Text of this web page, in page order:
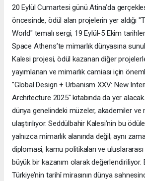
20 Eylül Cumartesi günü Atina’da
öncesinde, ödül alan projelerin yer aldığı
World" temalı sergi, 19 Eylül-5 Ekim
Space Athens’te mimarlık dünyasına
Kalesi projesi, ödül kazanan diğer
yayımlanan ve mimarlık camiası için
"Global Design + Urbanism XXV: New
Architecture 2025" kitabında da yer
dünya genelindeki müzeler, akademiler ve
ulaştırılıyor. Seddülbahir Kalesi’nin bu
yalnızca mimarlık alanında değil; aynı
diplomasi, kamu politikaları ve uluslararası
büyük bir kazanım olarak değerlendiriliyor.
Türkiye’nin tarihî mirasının dünya